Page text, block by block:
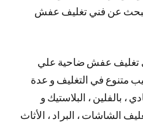
عن فني تغليف عفش
تغليف عفش ضاحية علي
متنوع في التغليف و عدة
، بالفلين ، البلاستيك و
الشاشات ، البراد ، الأثاث